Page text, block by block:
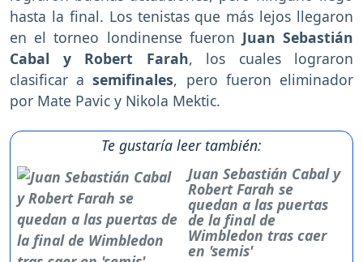
hasta la final. Los tenistas que más lejos llegaron
en el torneo londinense fueron Juan Sebastián
Cabal y Robert Farah, los cuales lograron
clasificar asemifinales, pero fueron eliminador
por Mate Pavic y Nikola Mektic.
Te gustaría leer también:
Juan Sebastián Cabal y
Robert Farah se
quedan a las puertas
de la final de
Wimbledon tras caer
en 'semis'